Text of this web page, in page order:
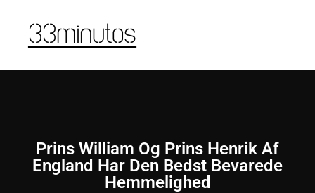
Prins William Og Prins Henrik Af
England Har Den Bedst Bevarede
Hemmelighed